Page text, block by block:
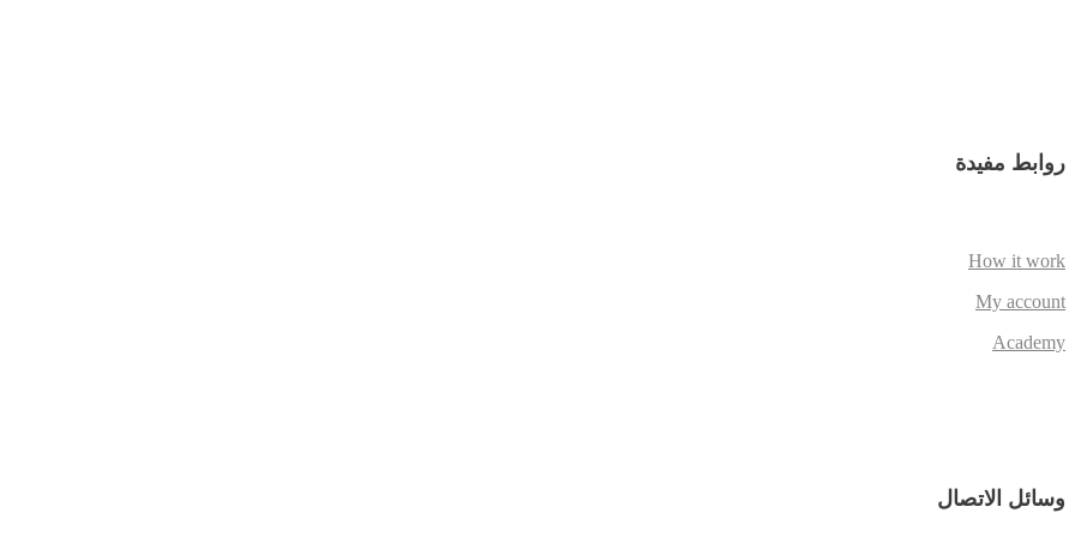
روابط مفيدة
How it work
My account
Academy
وسائل الاتصال